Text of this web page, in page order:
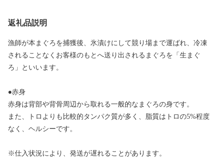
返礼品説明
漁師が本まぐろを捕獲後、氷漬けにして競り場まで運ばれ、冷凍
されることなくお客様のもとへ送り出されるまぐろを「生まぐ
ろ」といいます。
●赤身
赤身は背部や背骨周辺から取れる一般的なまぐろの身です。
また、トロよりも比較的タンパク質が多く、脂質はトロの5%程度
なく、ヘルシーです。
※仕入状況により、発送が遅れることがあります。